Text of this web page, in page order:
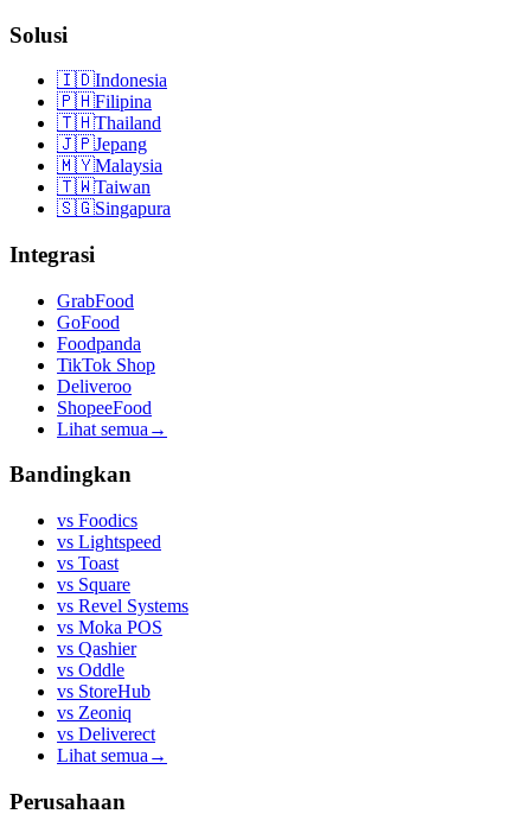
Solusi
🇮🇩Indonesia
🇵🇭Filipina
🇹🇭Thailand
🇯🇵Jepang
🇲🇾Malaysia
🇹🇼Taiwan
🇸🇬Singapura
Integrasi
GrabFood
GoFood
Foodpanda
TikTok Shop
Deliveroo
ShopeeFood
Lihat semua →
Bandingkan
vs Foodics
vs Lightspeed
vs Toast
vs Square
vs Revel Systems
vs Moka POS
vs Qashier
vs Oddle
vs StoreHub
vs Zeoniq
vs Deliverect
Lihat semua →
Perusahaan